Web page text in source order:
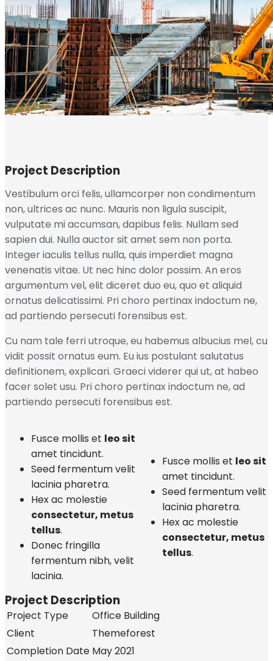
Project Description
Vestibulum orci felis, ullamcorper non condimentum
non, ultrices ac nunc. Mauris non ligula suscipit,
vulputate mi accumsan, dapibus felis. Nullam sed
sapien dui. Nulla auctor sit amet sem non porta.
Integer iaculis tellus nulla, quis imperdiet magna
venenatis vitae. Ut nec hinc dolor possim. An eros
argumentum vel, elit diceret duo eu, quo et aliquid
ornatus delicatissimi. Pri choro pertinax indoctum ne,
ad partiendo persecuti forensibus est.
Cu nam tale ferri utroque, eu habemus albucius mel, cu
vidit possit ornatus eum. Eu ius postulant salutatus
definitionem, explicari. Graeci viderer qui ut, at habeo
facer solet usu. Pri choro pertinax indoctum ne, ad
partiendo persecuti forensibus est.
Fusce mollis et leo sit
amet tincidunt.
Seed fermentum velit
lacinia pharetra.
Hex ac molestie
consectetur, metus
tellus.
Donec fringilla
fermentum nibh, velit
lacinia.
Fusce mollis et leo sit
amet tincidunt.
Seed fermentum velit
lacinia pharetra.
Hex ac molestie
consectetur, metus
tellus.
Project Description
Project Type
Office Building
Client
Themeforest
Completion Date May 2021